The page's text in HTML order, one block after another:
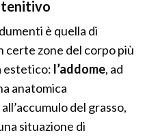
è quella di
certe zone del corpo più
estetico: l’addome, ad
anatomica
del grasso,
situazione di